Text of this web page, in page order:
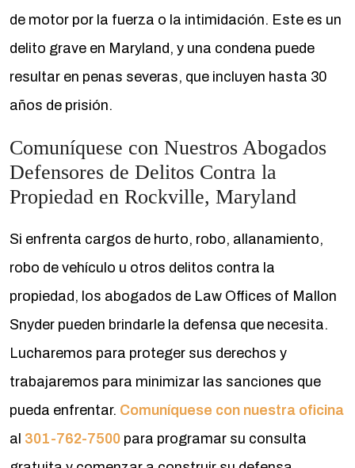
de motor por la fuerza o la intimidación. Este es un
delito grave en Maryland, y una condena puede
resultar en penas severas, que incluyen hasta 30
años de prisión.
Comuníquese con Nuestros Abogados
Defensores de Delitos Contra la
Propiedad en Rockville, Maryland
Si enfrenta cargos de hurto, robo, allanamiento,
robo de vehículo u otros delitos contra la
propiedad, los abogados de Law Offices of Mallon
Snyder pueden brindarle la defensa que necesita.
Lucharemos para proteger sus derechos y
trabajaremos para minimizar las sanciones que
pueda enfrentar. Comuníquese con nuestra oficina
al 301-762-7500 para programar su consulta